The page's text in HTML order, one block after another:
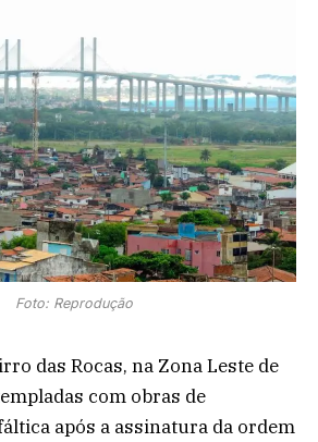
Foto: Reprodução
das Rocas, na Zona Leste de
com obras de
após a assinatura da ordem